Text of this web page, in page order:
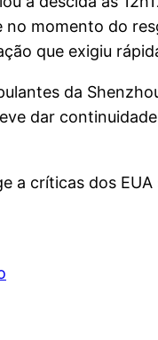
no momento do
que exigiu
da
dar
a críticas dos